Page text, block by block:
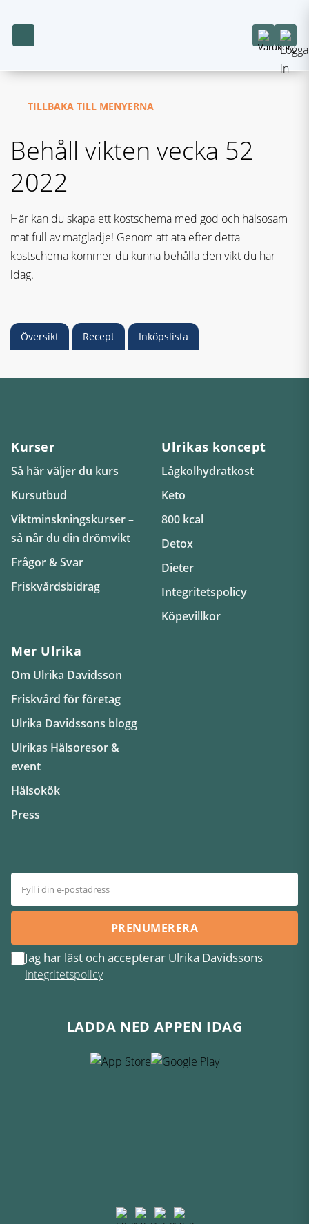
TILLBAKA TILL MENYERNA
Behåll vikten vecka 52
2022
Här kan du skapa ett kostschema med god och hälsosam
mat full av matglädje! Genom att äta efter detta
kostschema kommer du kunna behålla den vikt du har
idag.
Översikt Recept Inköpslista
Kurser
Så här väljer du kurs
Kursutbud
Viktminskningskurser –
så når du din drömvikt
Frågor & Svar
Friskvårdsbidrag
Ulrikas koncept
Lågkolhydratkost
Keto
800 kcal
Detox
Dieter
Integritetspolicy
Köpevillkor
Mer Ulrika
Om Ulrika Davidsson
Friskvård för företag
Ulrika Davidssons blogg
Ulrikas Hälsoresor &
event
Hälsokök
Press
PRENUMERERA
Jag har läst och accepterar Ulrika Davidssons
Integritetspolicy
LADDA NED APPEN IDAG